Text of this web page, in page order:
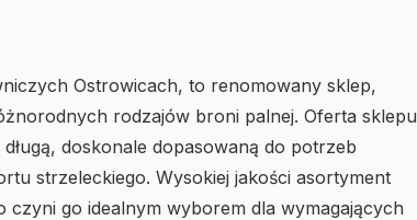
Ostrowicach, to renomowany sklep,
rodzajów broni palnej. Oferta sklepu
doskonale dopasowaną do potrzeb
strzeleckiego. Wysokiej jakości asortyment
go idealnym wyborem dla wymagających